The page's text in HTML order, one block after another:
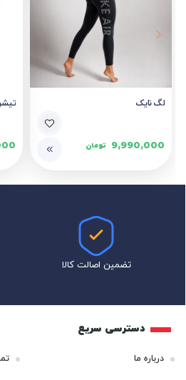
لگ نایک
9,990,000 تومان
تضمین اصالت کالا
دسترسی سریع
درباره ما